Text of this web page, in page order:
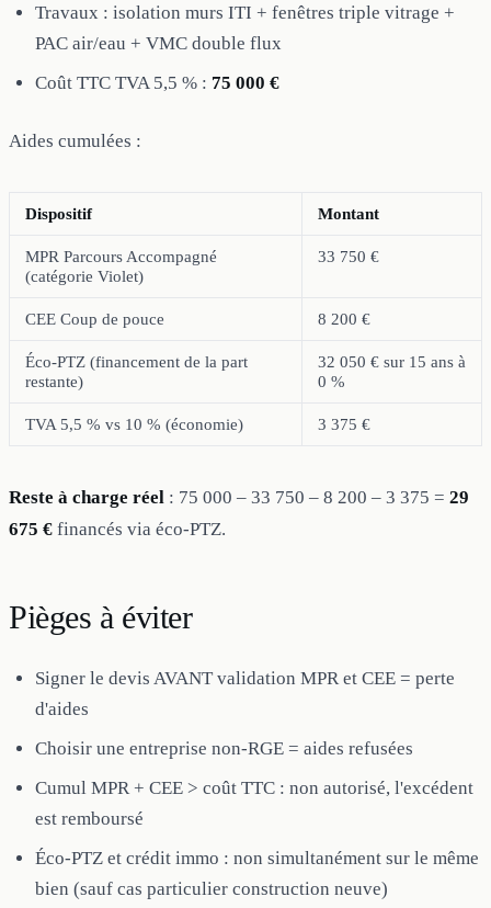
Travaux : isolation murs ITI + fenêtres triple vitrage +
PAC air/eau + VMC double flux
Coût TTC TVA 5,5 % : 75 000 €
Aides cumulées :
Dispositif Montant
MPR Parcours Accompagné
(catégorie Violet)
33 750 €
CEE Coup de pouce 8 200 €
Éco-PTZ (financement de la part
restante)
32 050 € sur 15 ans à
0 %
TVA 5,5 % vs 10 % (économie) 3 375 €
Reste à charge réel : 75 000 – 33 750 – 8 200 – 3 375 = 29
675 € financés via éco-PTZ.
Pièges à éviter
Signer le devis AVANT validation MPR et CEE = perte
d'aides
Choisir une entreprise non-RGE = aides refusées
Cumul MPR + CEE > coût TTC : non autorisé, l'excédent
est remboursé
Éco-PTZ et crédit immo : non simultanément sur le même
bien (sauf cas particulier construction neuve)